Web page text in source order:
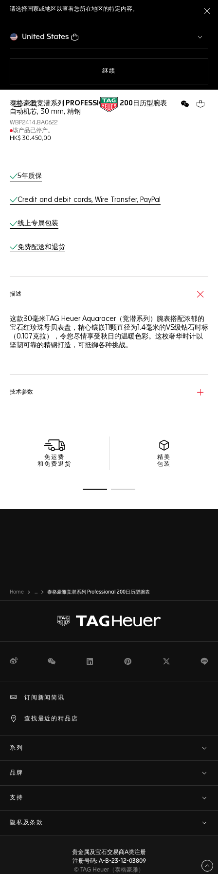
请选择国家或地区以查看您所在地区的特定内容。
United States
继续
打开搜索 微信 您的
泰格豪雅竞潜系列 PROFESSIONAL 200日历型腕表
自动机芯, 30 mm, 精钢
WBP2414.BA0622
该产品已停产。
HK$ 30.450,00
线上服务
5年质保
Credit and debit cards, Wire Transfer, PayPal
线上专属包装
免费配送和退货
描述
这款30毫米TAG Heuer Aquaracer（竞潜系列）腕表搭配浓郁的
宝石红珍珠母贝表盘，精心镶嵌11颗直径为1.4毫米的VS级钻石时标
（0.107克拉），令您尽情享受秋日的温暖色彩。这枚奢华时计以
坚韧可靠的精钢打造，可抵御各种挑战。
精细磨砂和抛光精钢表壳相较以往更符合人体工学设计，防水深度
技术参数
免运费
和免费退货
精美
包装
Home ... 泰格豪雅竞潜系列 Professional 200日历型腕表
微博 WeChat Pinterest
查找最近的精品店
订阅新闻简讯
系列
品牌
支持
隐私及条款
贵金属及宝石交易商A类注册
注册号码: A-B-23-12-03809
© TAG Heuer（泰格豪雅）
返回顶部